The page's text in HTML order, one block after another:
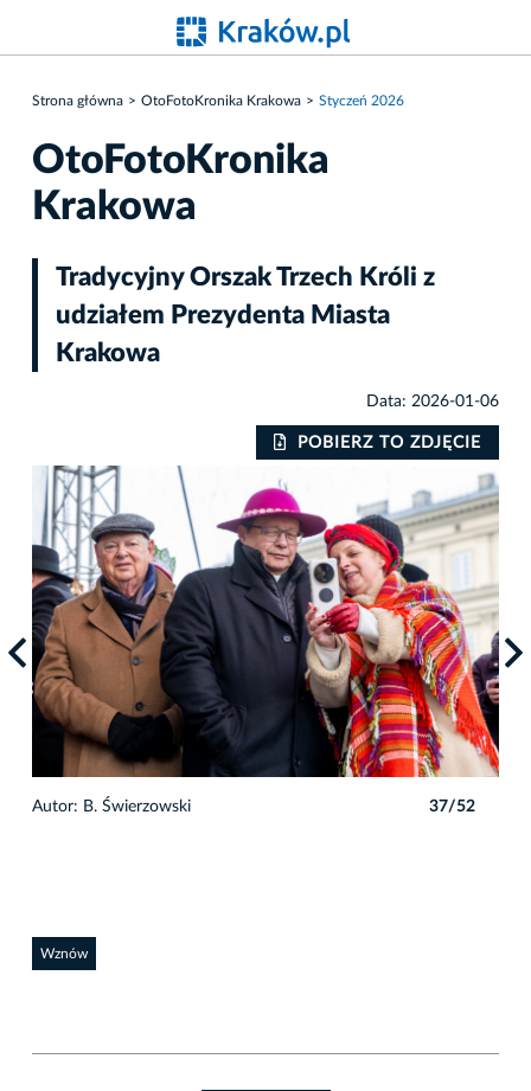
Strona główna OtoFotoKronika Krakowa Styczeń 2026
OtoFotoKronika
Krakowa
Tradycyjny Orszak Trzech Króli z
udziałem Prezydenta Miasta
Krakowa
Data: 2026-01-06
POBIERZ TO ZDJĘCIE
Autor: B. Świerzowski 37/52
Wznów